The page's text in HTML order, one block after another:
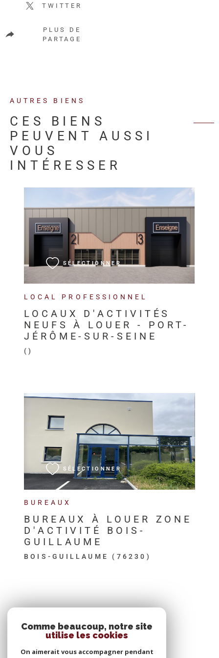
TWITTER
PLUS DE
PARTAGE
AUTRES BIENS
CES BIENS
PEUVENT AUSSI
VOUS
INTÉRESSER
LOCAL PROFESSIONNEL
LOCAUX D'ACTIVITÉS
NEUFS À LOUER - PORT-
JÉRÔME-SUR-SEINE
()
SÉLECTIONNER
VOIR LE BIEN
BUREAUX
BUREAUX À LOUER ZONE
D'ACTIVITÉ BOIS-
GUILLAUME
BOIS-GUILLAUME (76230)
SÉLECTIONNER
VOIR LE BIEN
Comme beaucoup, notre site
utilise les cookies
On aimerait vous accompagner pendant